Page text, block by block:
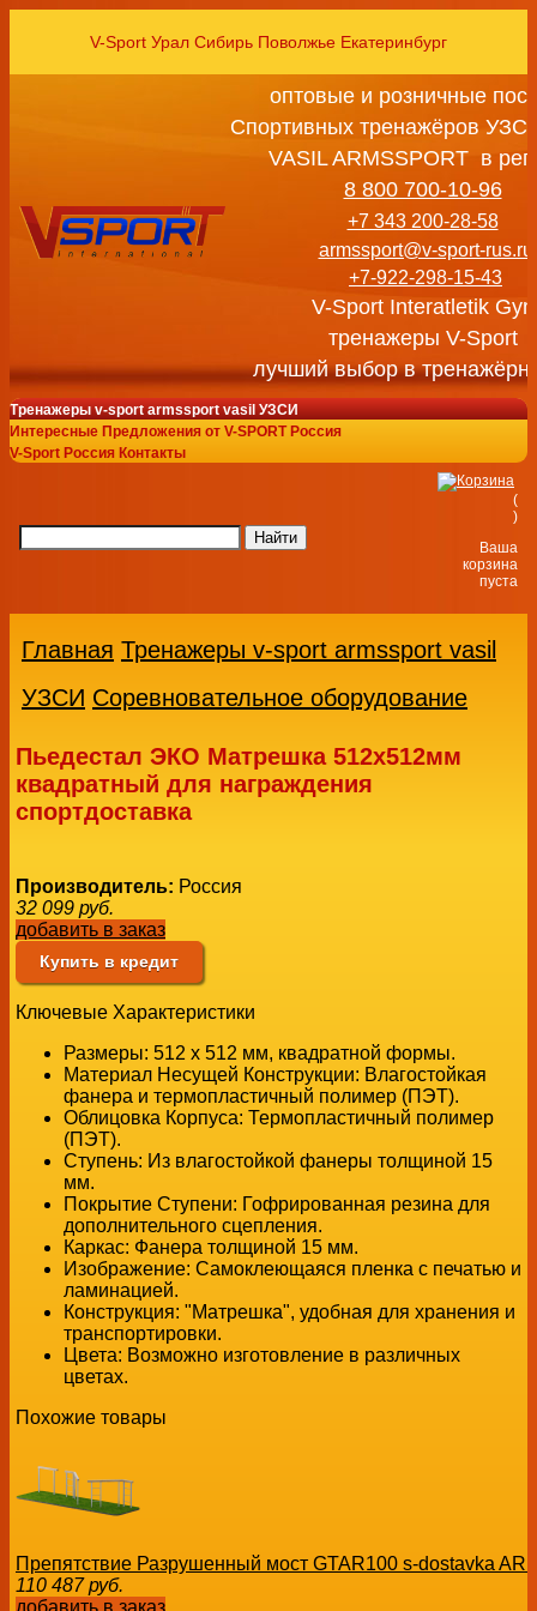
V-Sport Урал Сибирь Поволжье Екатеринбург
оптовые и розничные
Спортивных тренажёров
VASIL ARMSSPORT в
8 800 700-10-96
+7 343 200-28-58
armssport@v-sport-rus.ru
+7-922-298-15-43
V-Sport Interatletik
тренажеры V-Sport
лучший выбор в
Тренажеры v-sport armssport vasil УЗСИ
Интересные Предложения от V-SPORT Россия
V-Sport Россия Контакты
(
)
Ваша
корзина
пуста
Главная Тренажеры v-sport armssport vasil
УЗСИ Соревновательное оборудование
Пьедестал ЭКО Матрешка 512х512мм
квадратный для награждения
спортдоставка
Производитель: Россия
32 099 руб.
добавить в заказ
Купить в кредит
Ключевые Характеристики
Размеры: 512 x 512 мм, квадратной формы.
Материал Несущей Конструкции: Влагостойкая
фанера и термопластичный полимер (ПЭТ).
Облицовка Корпуса: Термопластичный полимер
(ПЭТ).
Ступень: Из влагостойкой фанеры толщиной 15
мм.
Покрытие Ступени: Гофрированная резина для
дополнительного сцепления.
Каркас: Фанера толщиной 15 мм.
Изображение: Самоклеющаяся пленка с печатью и
ламинацией.
Конструкция: "Матрешка", удобная для хранения и
транспортировки.
Цвета: Возможно изготовление в различных
цветах.
Похожие товары
Препятствие Разрушенный мост GTAR100 s-dostavka
110 487 руб.
добавить в заказ